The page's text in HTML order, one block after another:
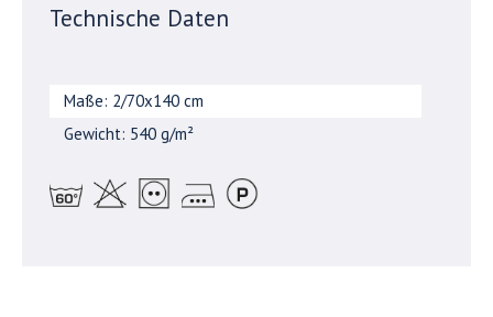
Technische Daten
Maße: 2/70x140 cm
Gewicht: 540 g/m²